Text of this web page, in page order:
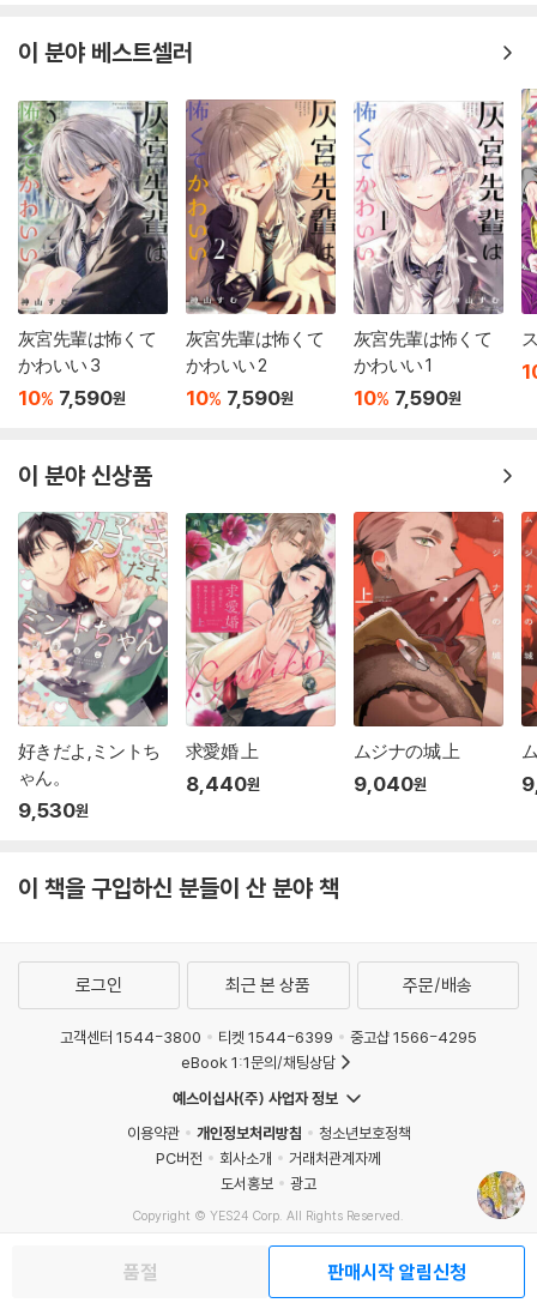
이 분야 베스트셀러
灰宮先輩は怖くて
かわいい 3
10% 7,590원
灰宮先輩は怖くて
かわいい 2
10% 7,590원
灰宮先輩は怖くて
かわいい 1
10% 7,590원
이 분야 신상품
好きだよ,ミントち
ゃん。
9,530원
求愛婚 上
8,440원
ムジナの城 上
9,040원
이 책을 구입하신 분들이 산 분야 책
품절 판매시작 알림신청
로그인 최근 본 상품 주문/배송
고객센터 1544-3800 티켓 1544-6399
중고샵 1566-4295
eBook 1:1문의/채팅상담
예스이십사(주) 사업자 정보
이용약관
개인정보처리방침
청소년보호정책
PC버전
회사소개
거래처관계자께
도서홍보
광고
Copyright © YES24 Corp. All Rights Reserved.